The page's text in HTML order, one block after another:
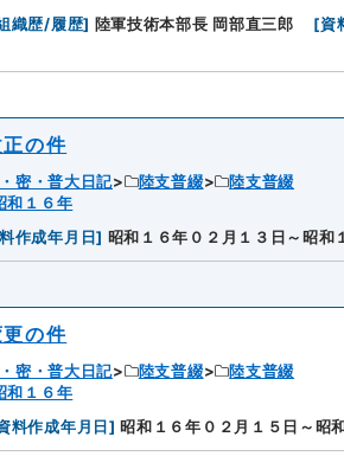
織歴/履歴] 陸軍技術本部長 岡部直三郎 [資
の件
密・普大日記 陸支普綴
陸支普綴
１６年
作成年月日] 昭和１６年０２月１３日～昭和
の件
密・普大日記 陸支普綴
陸支普綴
１６年
料作成年月日] 昭和１６年０２月１５日～昭